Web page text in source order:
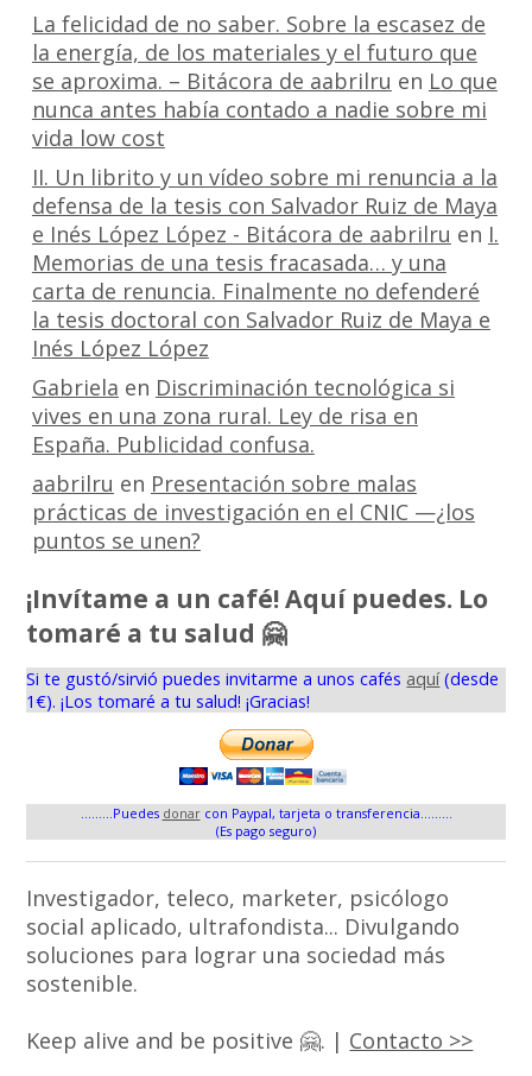
La felicidad de no saber. Sobre la escasez de
la energía, de los materiales y el futuro que
se aproxima. – Bitácora de aabrilru en Lo que
nunca antes había contado a nadie sobre mi
vida low cost
II. Un librito y un vídeo sobre mi renuncia a la
defensa de la tesis con Salvador Ruiz de Maya
e Inés López López - Bitácora de aabrilru en I.
Memorias de una tesis fracasada… y una
carta de renuncia. Finalmente no defenderé
la tesis doctoral con Salvador Ruiz de Maya e
Inés López López
Gabriela en Discriminación tecnológica si
vives en una zona rural. Ley de risa en
España. Publicidad confusa.
aabrilru en Presentación sobre malas
prácticas de investigación en el CNIC —¿los
puntos se unen?
¡Invítame a un café! Aquí puedes. Lo
tomaré a tu salud 🤗
Si te gustó/sirvió puedes invitarme a unos cafés aquí(desde
1€). ¡Los tomaré a tu salud! ¡Gracias!
.........Puedes donarcon Paypal, tarjeta o transferencia.........
(Es pago seguro)
Investigador, teleco, marketer, psicólogo
social aplicado, ultrafondista... Divulgando
soluciones para lograr una sociedad más
sostenible.
Keep alive and be positive 🤗. | Contacto >>